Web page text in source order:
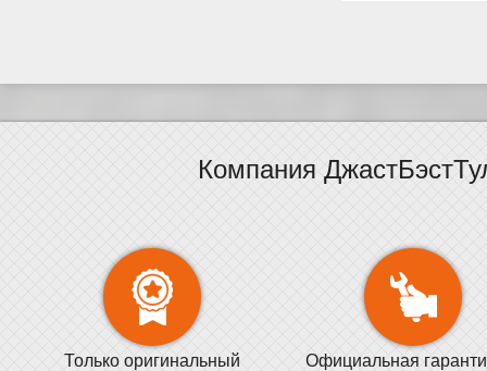
Компания
Только оригинальный
Официальная